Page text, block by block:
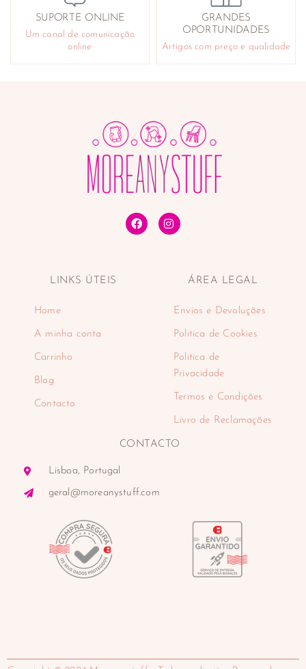
SUPORTE ONLINE
Um canal de comunicação
online
GRANDES
OPORTUNIDADES
Artigos com preço e qualidade
LINKS ÚTEIS
Home
A minha conta
Carrinho
Blog
Contacto
ÁREA LEGAL
Envios e Devoluções
Politica de Cookies
Politica de
Privacidade
Termos e Condições
Livro de Reclamações
CONTACTO
Lisboa, Portugal
geral@moreanystuff.com